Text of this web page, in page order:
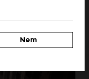
Nem